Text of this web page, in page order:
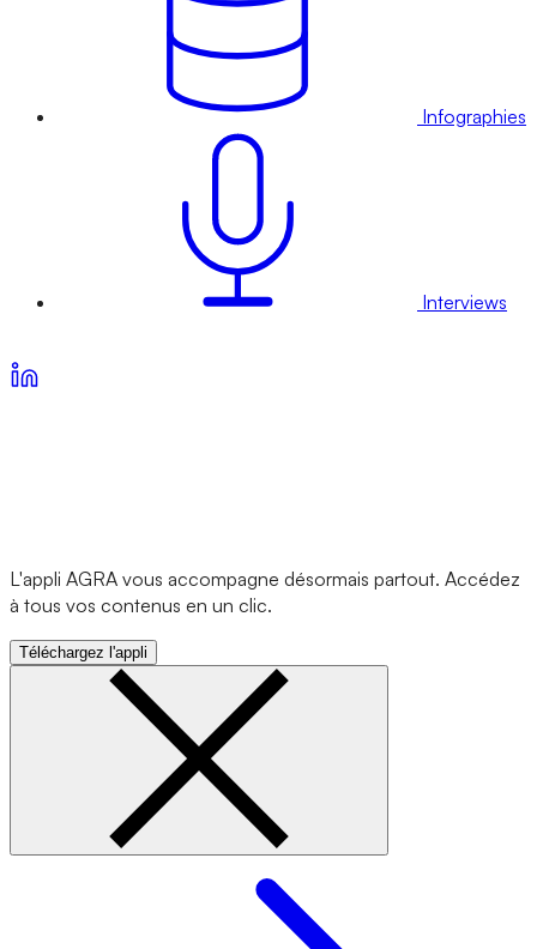
Infographies
Interviews
L'appli AGRA vous accompagne désormais partout. Accédez
à tous vos contenus en un clic.
Téléchargez l'appli